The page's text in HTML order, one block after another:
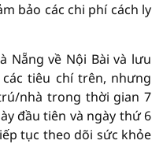
bảo các chi phí cách ly
Nẵng về Nội Bài và lưu
tiêu chí trên, nhưng
nhà trong thời gian 7
đầu tiên và ngày thứ 6
tục theo dõi sức khỏe